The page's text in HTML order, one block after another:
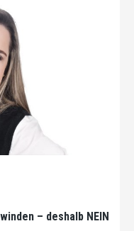
– deshalb NEIN